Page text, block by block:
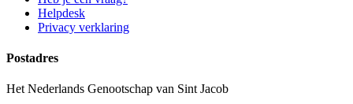
Helpdesk
Privacy verklaring
Postadres
Het Nederlands Genootschap van Sint Jacob